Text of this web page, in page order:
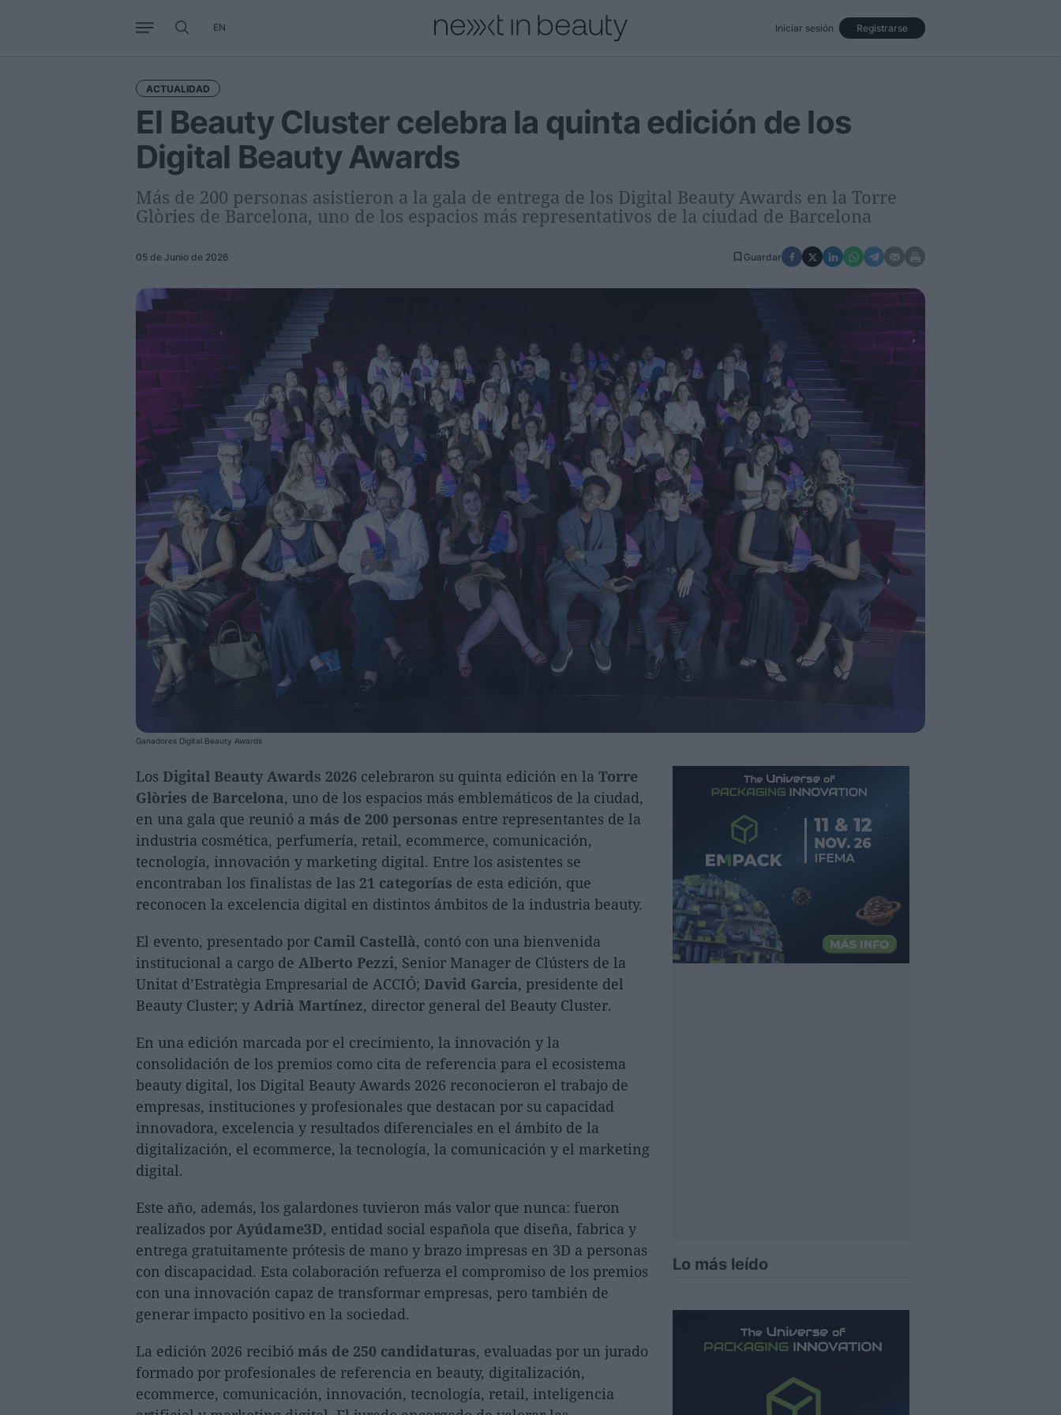
Registrarse
Iniciar sesión
EN
ACTUALIDAD
El Beauty Cluster celebra la quinta edición de los
Digital Beauty Awards
Más de 200 personas asistieron a la gala de entrega de los Digital Beauty Awards en la Torre
Glòries de Barcelona, uno de los espacios más representativos de la ciudad de Barcelona
05 de Junio de 2026 Guardar
Ganadores Digital Beauty Awards
Los Digital Beauty Awards 2026 celebraron su quinta edición en la Torre
Glòries de Barcelona, uno de los espacios más emblemáticos de la ciudad,
en una gala que reunió a más de 200 personas entre representantes de la
industria cosmética, perfumería, retail, ecommerce, comunicación,
tecnología, innovación y marketing digital. Entre los asistentes se
encontraban los finalistas de las 21 categorías de esta edición, que
reconocen la excelencia digital en distintos ámbitos de la industria beauty.
El evento, presentado por Camil Castellà, contó con una bienvenida
institucional a cargo de Alberto Pezzi, Senior Manager de Clústers de la
Unitat d’Estratègia Empresarial de ACCIÓ; David Garcia, presidente del
Beauty Cluster; y Adrià Martínez, director general del Beauty Cluster.
En una edición marcada por el crecimiento, la innovación y la
consolidación de los premios como cita de referencia para el ecosistema
beauty digital, los Digital Beauty Awards 2026 reconocieron el trabajo de
empresas, instituciones y profesionales que destacan por su capacidad
innovadora, excelencia y resultados diferenciales en el ámbito de la
digitalización, el ecommerce, la tecnología, la comunicación y el marketing
digital.
Este año, además, los galardones tuvieron más valor que nunca: fueron
realizados por Ayúdame3D, entidad social española que diseña, fabrica y
entrega gratuitamente prótesis de mano y brazo impresas en 3D a personas
con discapacidad. Esta colaboración refuerza el compromiso de los premios
con una innovación capaz de transformar empresas, pero también de
generar impacto positivo en la sociedad.
La edición 2026 recibió más de 250 candidaturas, evaluadas por un jurado
formado por profesionales de referencia en beauty, digitalización,
ecommerce, comunicación, innovación, tecnología, retail, inteligencia
Lo más leído